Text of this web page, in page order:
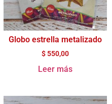
Globo estrella metalizado
$ 550,00
Leer más